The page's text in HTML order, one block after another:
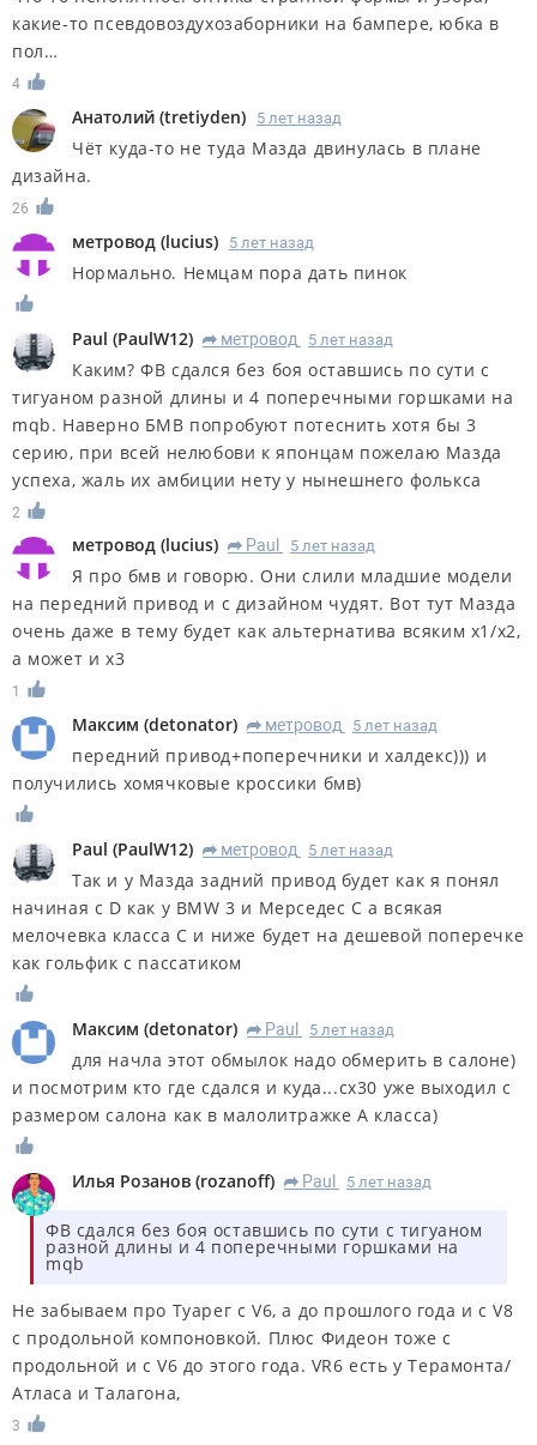
какие-то псевдовоздухозаборники на бампере, юбка в
пол…
4
Анатолий (tretiyden) 5 лет назад
Чёт куда-то не туда Мазда двинулась в плане
дизайна.
26
метровод (lucius) 5 лет назад
Нормально. Немцам пора дать пинок
Paul (PaulW12) R метровод 5 лет назад
Каким? ФВ сдался без боя оставшись по сути с
тигуаном разной длины и 4 поперечными горшками на
mqb. Наверно БМВ попробуют потеснить хотя бы 3
серию, при всей нелюбови к японцам пожелаю Мазда
успеха, жаль их амбиции нету у нынешнего фолькса
2
метровод (lucius) R Paul 5 лет назад
Я про бмв и говорю. Они слили младшие модели
на передний привод и с дизайном чудят. Вот тут Мазда
очень даже в тему будет как альтернатива всяким x1/x2,
а может и x3
1
Максим (detonator) R метровод 5 лет назад
передний привод+поперечники и халдекс))) и
получились хомячковые кроссики бмв)
Paul (PaulW12) R метровод 5 лет назад
Так и у Мазда задний привод будет как я понял
начиная с D как у BMW 3 и Мерседес C а всякая
мелочевка класса C и ниже будет на дешевой поперечке
как гольфик с пассатиком
Максим (detonator) R Paul 5 лет назад
для начла этот обмылок надо обмерить в салоне)
и посмотрим кто где сдался и куда...сх30 уже выходил с
размером салона как в малолитражке А класса)
Илья Розанов (rozanoff) R Paul 5 лет назад
ФВ сдался без боя оставшись по сути с тигуаном
разной длины и 4 поперечными горшками на
mqb
Не забываем про Туарег c V6, а до прошлого года и с V8
с продольной компоновкой. Плюс Фидеон тоже с
продольной и с V6 до этого года. VR6 есть у Терамонта/
Атласа и Талагона,
3